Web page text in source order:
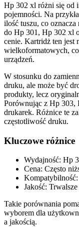
Hp 302 xl różni się od
pojemności. Na
ilość tuszu, co
do Hp 301, Hp 302 xl
cenie. Kartridż ten jest
wielkoformatowych,
urządzeń.
W stosunku do
druku, ale może być
produkty, lecz
Porównując z Hp 303,
drukarek. Różnice te
częstotliwość druku.
Kluczowe różnice
Wydajność: Hp
Cena: Często
Jakość:
Takie porównania
wyborem dla
a jakością.